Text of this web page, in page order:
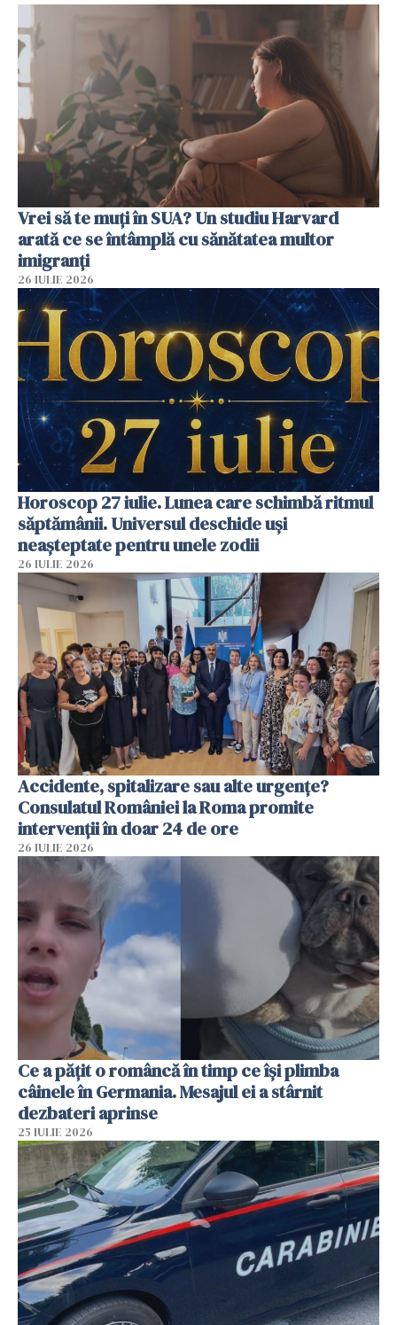
Vrei să te muți în SUA? Un studiu Harvard
arată ce se întâmplă cu sănătatea multor
imigranți
26 IULIE 2026
Horoscop 27 iulie. Lunea care schimbă ritmul
săptămânii. Universul deschide uși
neașteptate pentru unele zodii
26 IULIE 2026
Accidente, spitalizare sau alte urgențe?
Consulatul României la Roma promite
intervenții în doar 24 de ore
26 IULIE 2026
Ce a pățit o româncă în timp ce își plimba
câinele în Germania. Mesajul ei a stârnit
dezbateri aprinse
25 IULIE 2026